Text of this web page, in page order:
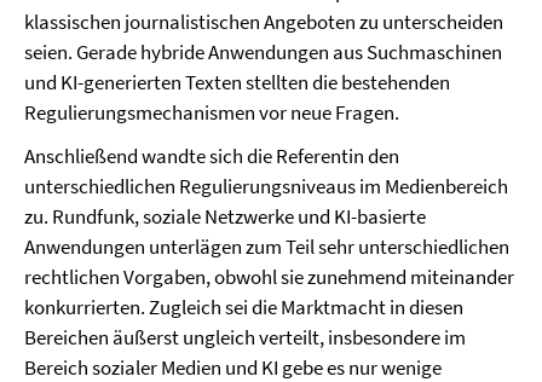
klassischen journalistischen Angeboten zu unterscheiden
seien. Gerade hybride Anwendungen aus Suchmaschinen
und KI-generierten Texten stellten die bestehenden
Regulierungsmechanismen vor neue Fragen.
Anschließend wandte sich die Referentin den
unterschiedlichen Regulierungsniveaus im Medienbereich
zu. Rundfunk, soziale Netzwerke und KI-basierte
Anwendungen unterlägen zum Teil sehr unterschiedlichen
rechtlichen Vorgaben, obwohl sie zunehmend miteinander
konkurrierten. Zugleich sei die Marktmacht in diesen
Bereichen äußerst ungleich verteilt, insbesondere im
Bereich sozialer Medien und KI gebe es nur wenige